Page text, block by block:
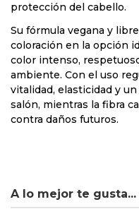
protección del cabello.
Su fórmula vegana y
coloración en la opción
color intenso,
ambiente. Con el uso
vitalidad, elasticidad y
salón, mientras la fibra
contra daños futuros.
A lo mejor te gusta...